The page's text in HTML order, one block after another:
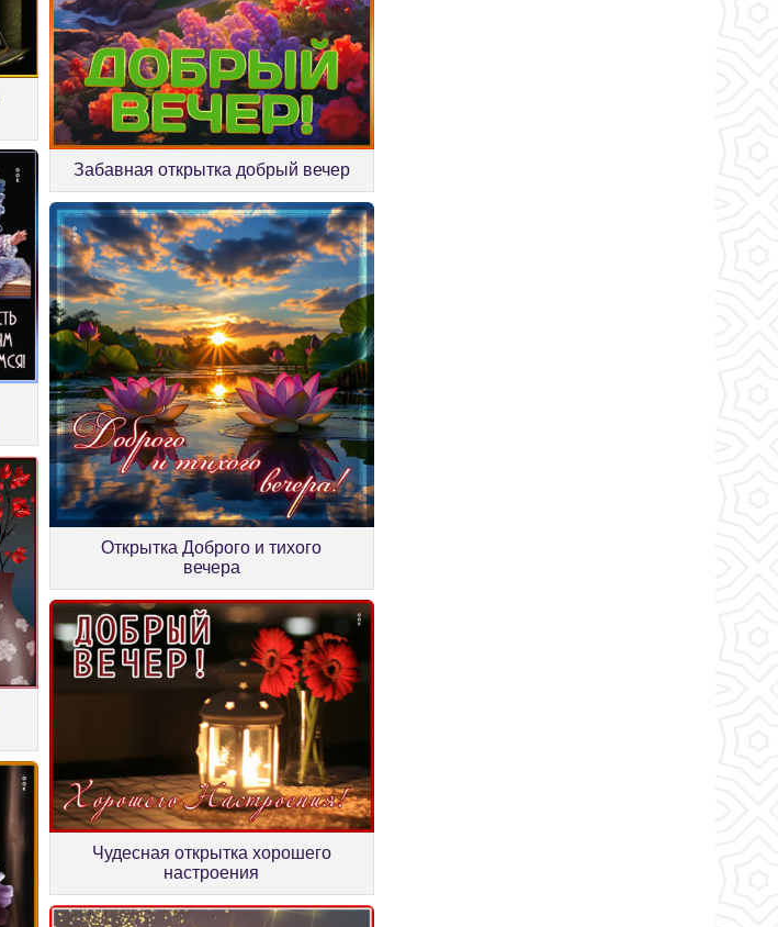
Забавная открытка добрый вечер
Открытка Доброго и тихого
вечера
Чудесная открытка хорошего
настроения